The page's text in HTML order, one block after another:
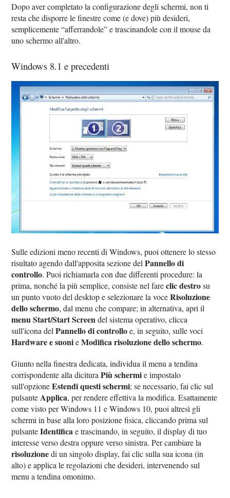
Dopo aver completato la configurazione degli schermi, non ti
resta che disporre le finestre come (e dove) più desideri,
semplicemente “afferrandole” e trascinandole con il mouse da
uno schermo all'altro.
Windows 8.1 e precedenti
Sulle edizioni meno recenti di Windows, puoi ottenere lo stesso
risultato agendo dall'apposita sezione delPannello di
controllo. Puoi richiamarla con due differenti procedure: la
prima, nonché la più semplice, consiste nel fareclic destrosu
un punto vuoto del desktop e selezionare la voceRisoluzione
dello schermo, dal menu che compare; in alternativa, apri il
menu Start/Start Screen del sistema operativo, clicca
sull'icona delPannello di controlloe, in seguito, sulle voci
Hardware e suonieModifica risoluzione dello schermo.
Giunto nella finestra dedicata, individua il menu a tendina
corrispondente alla dicituraPiù schermie impostalo
sull'opzioneEstendi questi schermi; se necessario, fai clic sul
pulsante Applica, per rendere effettiva la modifica. Esattamente
come visto per Windows 11 e Windows 10, puoi altresì gli
schermi in base alla loro posizione fisica, cliccando prima sul
pulsanteIdentifica e trascinando, in seguito, il display di tuo
interesse verso destra oppure verso sinistra. Per cambiare la
risoluzionedi un singolo display, fai clic sulla sua icona (in
alto) e applica le regolazioni che desideri, intervenendo sul
menu a tendina omonimo.